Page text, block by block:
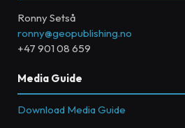
Ronny Setså
ronny@geopublishing.no
+47 901 08 659
Media Guide
Download Media Guide